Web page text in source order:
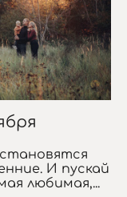
И пускай
любимая,...